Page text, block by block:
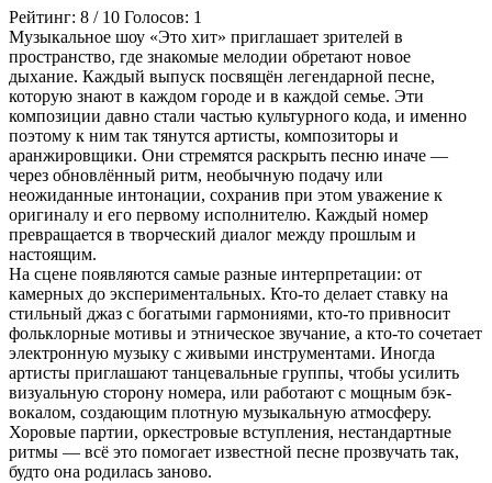
Рейтинг: 8 / 10 Голосов: 1
Музыкальное шоу «Это хит» приглашает зрителей в
пространство, где знакомые мелодии обретают новое
дыхание. Каждый выпуск посвящён легендарной песне,
которую знают в каждом городе и в каждой семье. Эти
композиции давно стали частью культурного кода, и именно
поэтому к ним так тянутся артисты, композиторы и
аранжировщики. Они стремятся раскрыть песню иначе —
через обновлённый ритм, необычную подачу или
неожиданные интонации, сохранив при этом уважение к
оригиналу и его первому исполнителю. Каждый номер
превращается в творческий диалог между прошлым и
настоящим.
На сцене появляются самые разные интерпретации: от
камерных до экспериментальных. Кто-то делает ставку на
стильный джаз с богатыми гармониями, кто-то привносит
фольклорные мотивы и этническое звучание, а кто-то сочетает
электронную музыку с живыми инструментами. Иногда
артисты приглашают танцевальные группы, чтобы усилить
визуальную сторону номера, или работают с мощным бэк-
вокалом, создающим плотную музыкальную атмосферу.
Хоровые партии, оркестровые вступления, нестандартные
ритмы — всё это помогает известной песне прозвучать так,
будто она родилась заново.